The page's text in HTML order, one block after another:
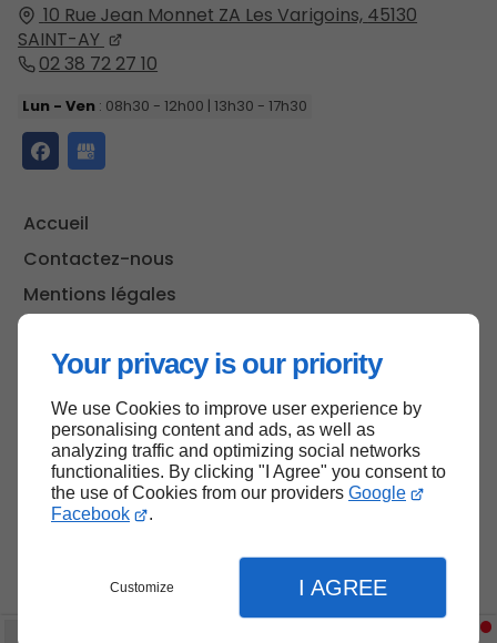
Your privacy is our priority
We use Cookies to improve user experience by
personalising content and ads, as well as
analyzing traffic and optimizing social networks
functionalities. By clicking "I Agree" you consent to
the use of Cookies from our providers Google
Facebook
.
Customize I AGREE
10 Rue Jean Monnet ZA Les Varigoins, 45130
SAINT-AY
02 38 72 27 10
Lun - Ven : 08h30 - 12h00 | 13h30 - 17h30
Accueil
Contactez-nous
Mentions légales
Haut de page